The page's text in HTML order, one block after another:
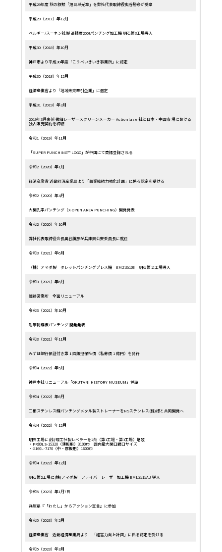
平成29年度 秋の叙勲「旭日単光章」を弊社代表取締役奥谷勝彦が受章
平成29（2017）年12月
ベルギー/スーネン社製 高精度200tパンチング加工機 明石第3工場導入
平成30（2018）年10月
神戸市より平成30年度「こうべいきいき事業所」に認定
平成30（2018）年12月
経済産業省より「地域未来牽引企業」に選定
平成31（2019）年3月
2019年3月豪州 微細レーザースクリーンメーカー Actionlaser社と日本・中国市 場における
独占販売契約を締結
令和1（2019）年11月
「SUPER PUNCHING™ LOGO」が中国にて商標登録される
令和2（2020）年1月
経済産業省 近畿経済産業局より「事業継続力強化計画」に係る認定を受ける
令和2（2020）年4月
大開孔率パンチング（X-OPEN AREA PUNCHING）開発発表
令和2（2020）年10月
弊社代表取締役会長奥谷勝彦が兵庫県公安委員長に就任
令和3（2021）年6月
（株）アマダ製 タレットパンチングプレス機 EMZ3510Ⅱ 明石第２工場導入
令和3（2021）年6月
姫路営業所 全面リニューアル
令和3（2021）年10月
耐摩耗鋼板パンチング 開発発表
令和3（2021）年11月
みずほ銀行保証付き第 1 回無担保社債（私募債 1 億円）を発行
令和4（2022）年5月
神戸本社リニューアル「OKUTANI HISTORY MUSEUM」併設
令和4（2022）年6月
二相ステンレス鋼パンチングメタル製ストレーナーをNSステンレス(株)様と共同開発へ
令和4（2022）年12月
明石工場に(株)理工社製レベラーを2台（第1工場・第3工場）増設
・PR80LS-15320（薄板用）3100巾 国内最大開口間口サイズ
・G160L-7170（中・厚板用）1600巾
令和4（2022）年12月
明石第2工場に(株)アマダ製 ファイバーレーザー加工機 EML2515AJ 導入
令和5（2023）年1月7日
兵庫県『「わたし」からアクション宣言』に参加
令和5（2023）年2月
経済産業省 近畿経済産業局より 「経営力向上計画」に係る認定を受ける
令和5（2023）年3月